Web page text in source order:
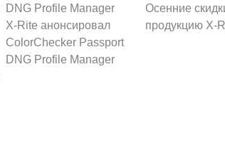
X-Rite анонсировал
ColorChecker Passport
DNG Profile Manager
Осенние
продукцию X-